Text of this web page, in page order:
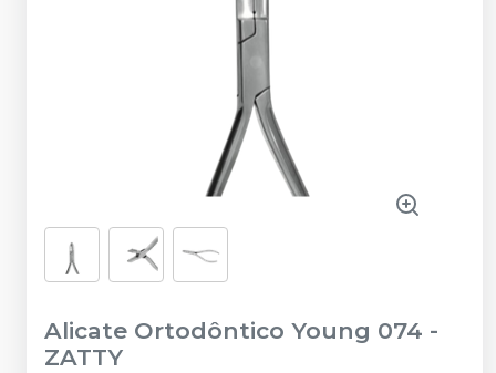
Alicate Ortodôntico Young 074 -
ZATTY